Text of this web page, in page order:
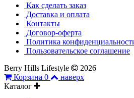
Как сделать заказ
Доставка и оплата
Контакты
Договор-оферта
Политика
Пользовательское соглашение
Berry Hills Lifestyle
2026
Корзина 0
наверх
Каталог